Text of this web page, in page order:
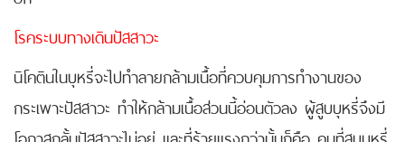
โรคระบบทางเดินปัสสาวะ
นิโคตินในบุหรี่จะไปทำลายกล้ามเนื้อที่ควบคุมการทำงานของ
กระเพาะปัสสาวะ ทำให้กล้ามเนื้อส่วนนี้อ่อนตัวลง ผู้สูบบุหรี่จึงมี